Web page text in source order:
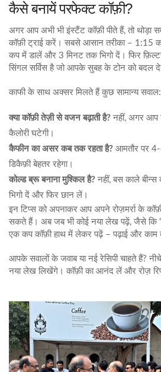
कैसे बनायें परफेक्ट कॉफ़ी?
अगर आप अभी भी इंस्टैंट कॉफ़ी पीते हैं, तो थोड़ा
कॉफ़ी ट्राई करें। सबसे आसान तरीका – 1:15
कप में डालें और 3 मिनट तक भिगो दें। फिर
सिंगल सर्विस है जो आपके सुबह के टोन को बदल
काफी के साथ अक्सर मिलते हैं कुछ सामान्य सवाल:
क्या कॉफ़ी तेज़ी से वजन बढ़ाती है? नहीं, अगर आप
कैलोरी घटेगी।
कैफीन का असर कब तक रहता है? आमतौर पर
डिकैफ़ी बेहतर रहेगा।
कोल्ड ब्रू बनाना मुश्किल है? नहीं, बस काले
भिगो दें और फिर छान लें।
इन टिप्स को अपनाकर आप अपने रोज़मर्रा के
सकते हैं। अब जब भी कोई नया लेख पढ़ें, जैसे कि
एक कप कॉफ़ी हाथ में लेकर पढ़ें – पढ़ाई और काम
आपके सवालों के जवाब या नई रेसिपी चाहते हैं?
नया लेख लिखेंगे। कॉफ़ी का आनंद लें और रोज़